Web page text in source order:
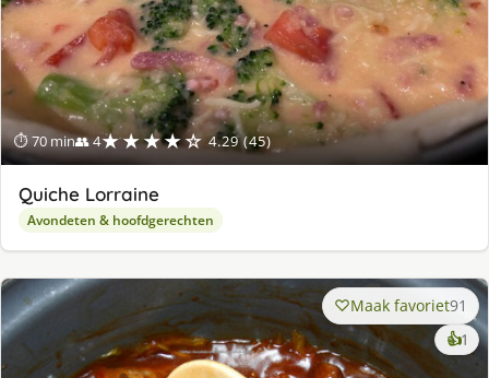
⏱ 70 min👥 4★★★★☆ 4.29 (45)
Quiche Lorraine
Avondeten & hoofdgerechten
Maak favoriet91
👍1